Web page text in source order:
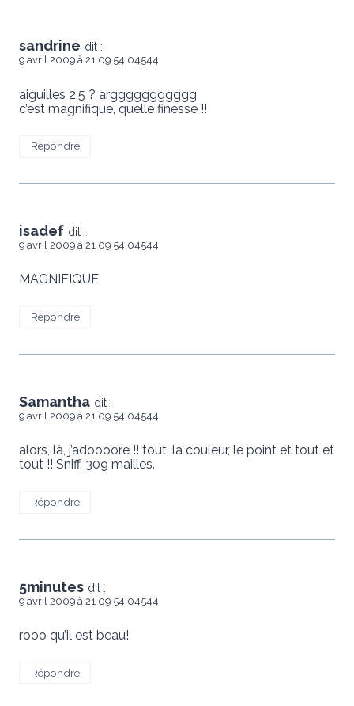
sandrine dit :
9 avril 2009 à 21 09 54 04544
aiguilles 2,5 ? arggggggggggg
c’est magnifique, quelle finesse !!
Répondre
isadef dit :
9 avril 2009 à 21 09 54 04544
MAGNIFIQUE
Répondre
Samantha dit :
9 avril 2009 à 21 09 54 04544
alors, là, j’adoooore !! tout, la couleur, le point et tout et
tout !! Sniff, 309 mailles.
Répondre
5minutes dit :
9 avril 2009 à 21 09 54 04544
rooo qu’il est beau!
Répondre